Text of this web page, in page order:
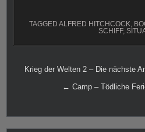
TAGGED ALFRED HITCHCOCK,
SCHIFF,
Krieg der Welten 2 – Die nächste
← Camp – Tödliche